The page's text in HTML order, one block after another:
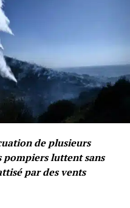
de plusieurs
pompiers luttent sans
par des vents